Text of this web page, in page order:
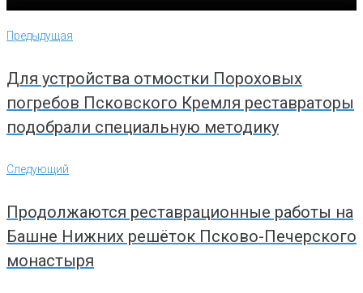
Навигация
по
Предыдущая
Предыдущая
Для устройства отмостки Пороховых
погребов Псковского Кремля реставраторы
подобрали специальную методику
Следующий
Следующий
Продолжаются реставрационные работы на
Башне Нижних решёток Псково-Печерского
монастыря